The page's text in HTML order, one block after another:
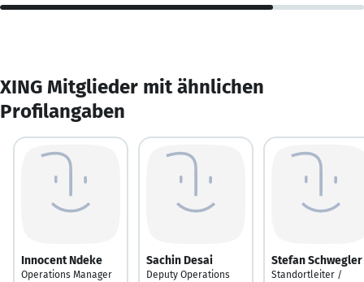
XING Mitglieder mit ähnlichen
Profilangaben
Innocent Ndeke
Operations Manager
Sachin Desai
Deputy Operations
Stefan Schwegler
Standortleiter /